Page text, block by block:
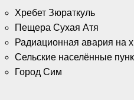
Хребет Зюраткуль
Пещера Сухая Атя
Радиационная авария на
Сельские населённые
Город Сим